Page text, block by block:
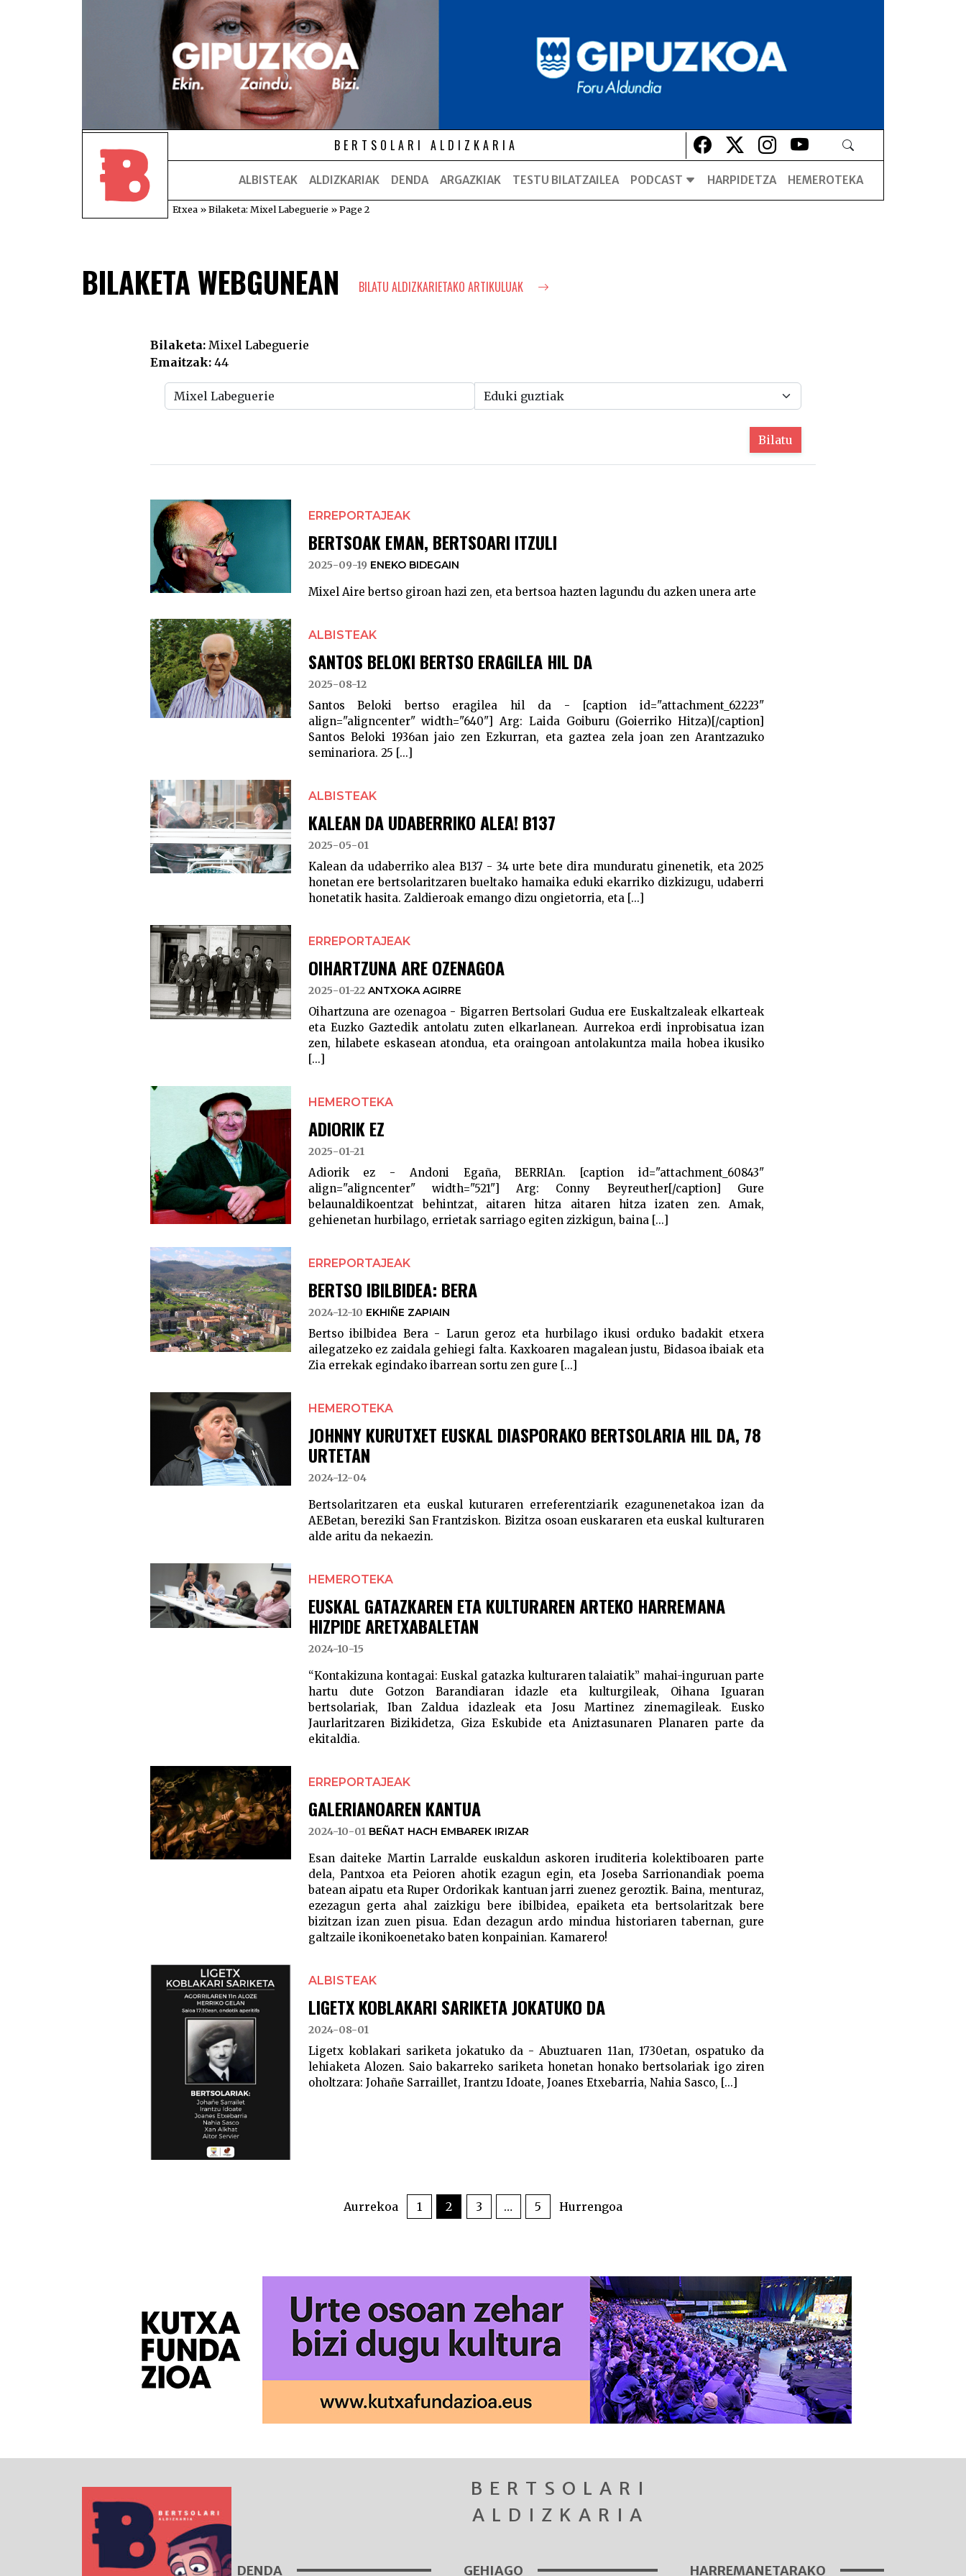
BERTSOLARI ALDIZKARIA Lehio berrian irekiko da
Lehio berrian irekiko da
Lehio berrian irekiko da
Lehio berrian irekiko da
ALBISTEAK ALDIZKARIAK DENDA ARGAZKIAK TESTU BILATZAILEA PODCAST HARPIDETZA HEMEROTEKA
Etxea »Bilaketa: Mixel Labeguerie »Page 2
BILAKETA WEBGUNEAN BILATU ALDIZKARIETAKO ARTIKULUAK
Bilaketa: Mixel Labeguerie
Emaitzak: 44
Bilatu
ERREPORTAJEAK
BERTSOAK EMAN, BERTSOARI ITZULI
2025-09-19 ENEKO BIDEGAIN
Mixel Aire bertso giroan hazi zen, eta bertsoa hazten lagundu du azken unera arte
ALBISTEAK
SANTOS BELOKI BERTSO ERAGILEA HIL DA
2025-08-12
Santos Beloki bertso eragilea hil da - [caption id="attachment_62223"
align="aligncenter" width="640"] Arg: Laida Goiburu (Goierriko Hitza)[/caption]
Santos Beloki 1936an jaio zen Ezkurran, eta gaztea zela joan zen Arantzazuko
seminariora. 25 [...]
ALBISTEAK
KALEAN DA UDABERRIKO ALEA! B137
2025-05-01
Kalean da udaberriko alea B137 - 34 urte bete dira munduratu ginenetik, eta 2025
honetan ere bertsolaritzaren bueltako hamaika eduki ekarriko dizkizugu, udaberri
honetatik hasita. Zaldieroak emango dizu ongietorria, eta [...]
ERREPORTAJEAK
OIHARTZUNA ARE OZENAGOA
2025-01-22 ANTXOKA AGIRRE
Oihartzuna are ozenagoa - Bigarren Bertsolari Gudua ere Euskaltzaleak elkarteak
eta Euzko Gaztedik antolatu zuten elkarlanean. Aurrekoa erdi inprobisatua izan
zen, hilabete eskasean atondua, eta oraingoan antolakuntza maila hobea ikusiko
[...]
HEMEROTEKA
ADIORIK EZ
2025-01-21
Adiorik ez - Andoni Egaña, BERRIAn. [caption id="attachment_60843"
align="aligncenter" width="521"] Arg: Conny Beyreuther[/caption] Gure
belaunaldikoentzat behintzat, aitaren hitza aitaren hitza izaten zen. Amak,
gehienetan hurbilago, errietak sarriago egiten zizkigun, baina [...]
ERREPORTAJEAK
BERTSO IBILBIDEA: BERA
2024-12-10 EKHIÑE ZAPIAIN
Bertso ibilbidea Bera - Larun geroz eta hurbilago ikusi orduko badakit etxera
ailegatzeko ez zaidala gehiegi falta. Kaxkoaren magalean justu, Bidasoa ibaiak eta
Zia errekak egindako ibarrean sortu zen gure [...]
HEMEROTEKA
JOHNNY KURUTXET EUSKAL DIASPORAKO BERTSOLARIA HIL DA, 78
URTETAN
2024-12-04
Bertsolaritzaren eta euskal kuturaren erreferentziarik ezagunenetakoa izan da
AEBetan, bereziki San Frantziskon. Bizitza osoan euskararen eta euskal kulturaren
alde aritu da nekaezin.
HEMEROTEKA
EUSKAL GATAZKAREN ETA KULTURAREN ARTEKO HARREMANA
HIZPIDE ARETXABALETAN
2024-10-15
“Kontakizuna kontagai: Euskal gatazka kulturaren talaiatik” mahai-inguruan parte
hartu dute Gotzon Barandiaran idazle eta kulturgileak, Oihana Iguaran
bertsolariak, Iban Zaldua idazleak eta Josu Martinez zinemagileak. Eusko
Jaurlaritzaren Bizikidetza, Giza Eskubide eta Aniztasunaren Planaren parte da
ekitaldia.
ERREPORTAJEAK
GALERIANOAREN KANTUA
2024-10-01 BEÑAT HACH EMBAREK IRIZAR
Esan daiteke Martin Larralde euskaldun askoren iruditeria kolektiboaren parte
dela, Pantxoa eta Peioren ahotik ezagun egin, eta Joseba Sarrionandiak poema
batean aipatu eta Ruper Ordorikak kantuan jarri zuenez geroztik. Baina, menturaz,
ezezagun gerta ahal zaizkigu bere ibilbidea, epaiketa eta bertsolaritzak bere
bizitzan izan zuen pisua. Edan dezagun ardo mindua historiaren tabernan, gure
galtzaile ikonikoenetako baten konpainian. Kamarero!
ALBISTEAK
LIGETX KOBLAKARI SARIKETA JOKATUKO DA
2024-08-01
Ligetx koblakari sariketa jokatuko da - Abuztuaren 11an, 1730etan, ospatuko da
lehiaketa Alozen. Saio bakarreko sariketa honetan honako bertsolariak igo ziren
oholtzara: Johañe Sarraillet, Irantzu Idoate, Joanes Etxebarria, Nahia Sasco, [...]
Aurrekoa 1 2 3 … 5 Hurrengoa
BERTSOLARI
ALDIZKARIA
DENDA GEHIAGO HARREMANETARAKO